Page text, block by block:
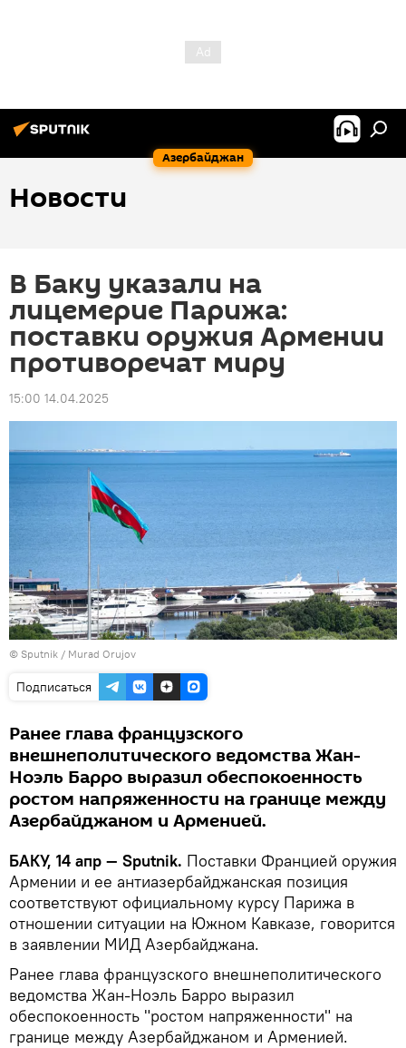
Азербайджан
Новости
В Баку указали на
лицемерие Парижа:
поставки оружия Армении
противоречат миру
15:00 14.04.2025
© Sputnik / Murad Orujov
Подписаться
Ранее глава французского
внешнеполитического ведомства Жан-
Ноэль Барро выразил обеспокоенность
ростом напряженности на границе между
Азербайджаном и Арменией.
БАКУ, 14 апр — Sputnik. Поставки Францией оружия
Армении и ее антиазербайджанская позиция
соответствуют официальному курсу Парижа в
отношении ситуации на Южном Кавказе, говорится
в заявлении МИД Азербайджана.
Ранее глава французского внешнеполитического
ведомства Жан-Ноэль Барро выразил
обеспокоенность "ростом напряженности" на
границе между Азербайджаном и Арменией.